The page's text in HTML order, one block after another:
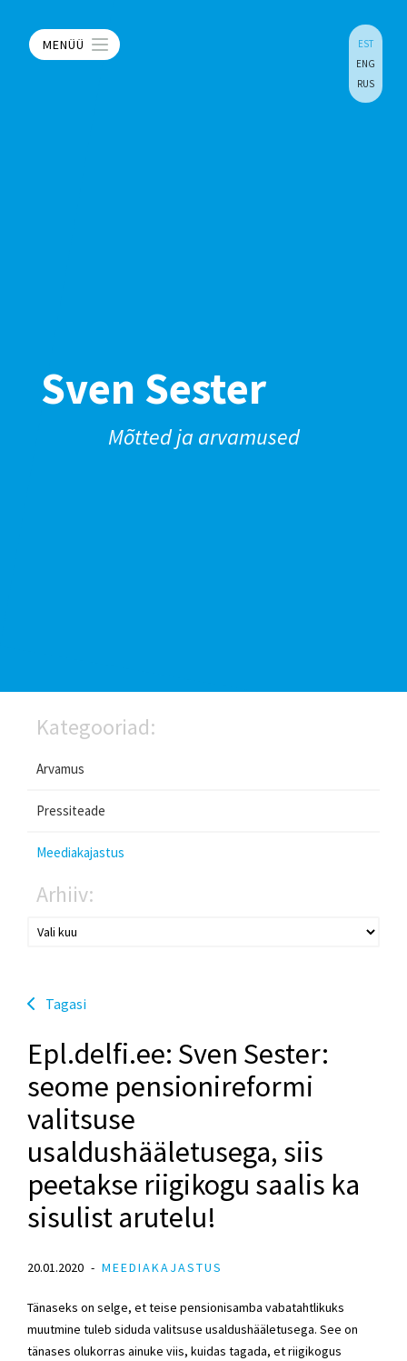
MENÜÜ
EST
ENG
RUS
Sven Sester
Mõtted ja arvamused
Kategooriad:
Arvamus
Pressiteade
Meediakajastus
Arhiiv:
Tagasi
Epl.delfi.ee: Sven Sester:
seome pensionireformi
valitsuse
usaldushääletusega, siis
peetakse riigikogu saalis ka
sisulist arutelu!
20.01.2020 MEEDIAKAJASTUS
Tänaseks on selge, et teise pensionisamba vabatahtlikuks
muutmine tuleb siduda valitsuse usaldushääletusega. See on
tänases olukorras ainuke viis, kuidas tagada, et riigikogus